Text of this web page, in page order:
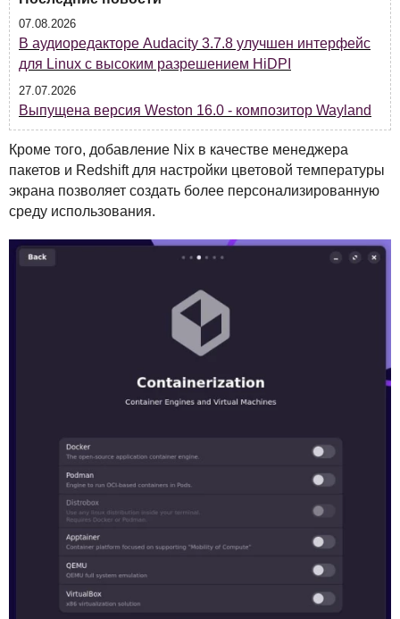
07.08.2026
В аудиоредакторе Audacity 3.7.8 улучшен интерфейс
для Linux с высоким разрешением HiDPI
27.07.2026
Выпущена версия Weston 16.0 - композитор Wayland
Кроме того, добавление Nix в качестве менеджера
пакетов и Redshift для настройки цветовой температуры
экрана позволяет создать более персонализированную
среду использования.